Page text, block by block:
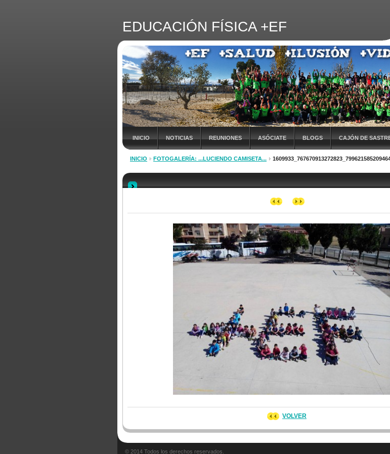
EDUCACIÓN FÍSICA +EF
INICIO NOTICIAS REUNIONES ASÓCIATE BLOGS CAJÓN DE
INSCRIPCIÓN Vª JORNADA +EF VIª JORNADA DE FORMACIÓN EVALUACIÓN DE LAS
INICIO FOTOGALERÍA: ...LUCIENDO CAMISETA...
VOLVER
© 2014 Todos los derechos reservados.